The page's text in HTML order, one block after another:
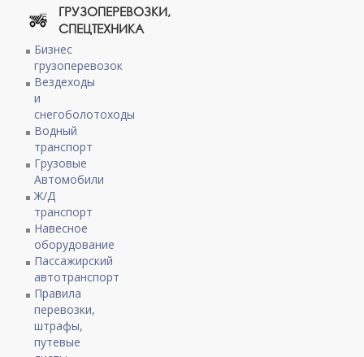
ГРУЗОПЕРЕВОЗКИ,
СПЕЦТЕХНИКА
Бизнес
грузоперевозок
Вездеходы
и
снегоболотоходы
Водный
транспорт
Грузовые
Автомобили
Ж/Д
транспорт
Навесное
оборудование
Пассажирский
автотранспорт
Правила
перевозки,
штрафы,
путевые